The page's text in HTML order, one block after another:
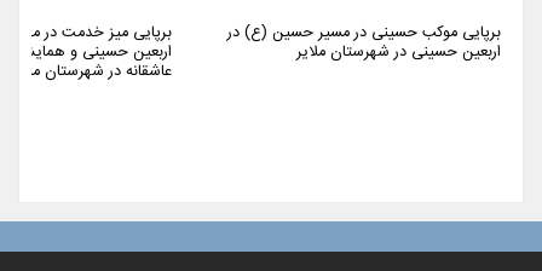
برپایی موکب حسینی در مسیر حسین (ع) در
اربعین حسینی در شهرستان ملایر
برپایی میز خدمت در مراسم
اربعین حسینی و همایش
عاشقانه در شهرستان ملایر